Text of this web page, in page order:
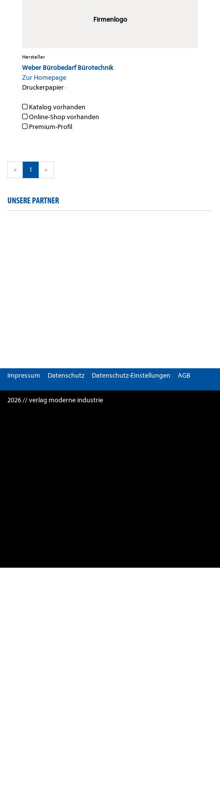
Firmenlogo
Hersteller
Weber Bürobedarf Bürotechnik
Zur Homepage
Druckerpapier·
Katalog vorhanden
Online-Shop vorhanden
Premium-Profil
« 1 »
UNSERE PARTNER
Impressum Datenschutz Datenschutz-Einstellungen AGB
2026 // verlag moderne industrie